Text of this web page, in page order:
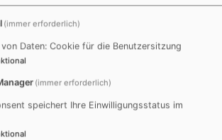
31. Dezember 2025
31.
2025
(immer erforderlich)
von Daten: Cookie für die Benutzersitzung
(immer erforderlich)
speichert Ihre Einwilligungsstatus im